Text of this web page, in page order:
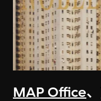
MAP Office、